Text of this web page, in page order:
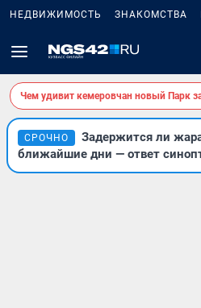
НЕДВИЖИМОСТЬ ЗНАКОМСТВА
Чем удивит кемеровчан новый Парк
СРОЧНО
Задержится ли
ближайшие дни — ответ